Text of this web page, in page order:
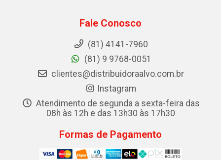
Fale Conosco
(81) 4141-7960
(81) 9 9768-0051
clientes@distribuidoraalvo.com.br
Instagram
Atendimento de segunda a sexta-feira das
08h às 12h e das 13h30 às 17h30
Formas de Pagamento